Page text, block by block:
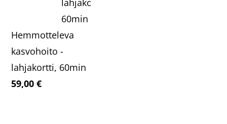
Hemmotteleva
kasvohoito -
lahjakortti, 60min
59,00€